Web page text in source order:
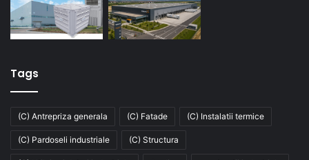
Tags
(C) Antrepriza generala (C) Fatade (C) Instalatii termice
(C) Pardoseli industriale (C) Structura